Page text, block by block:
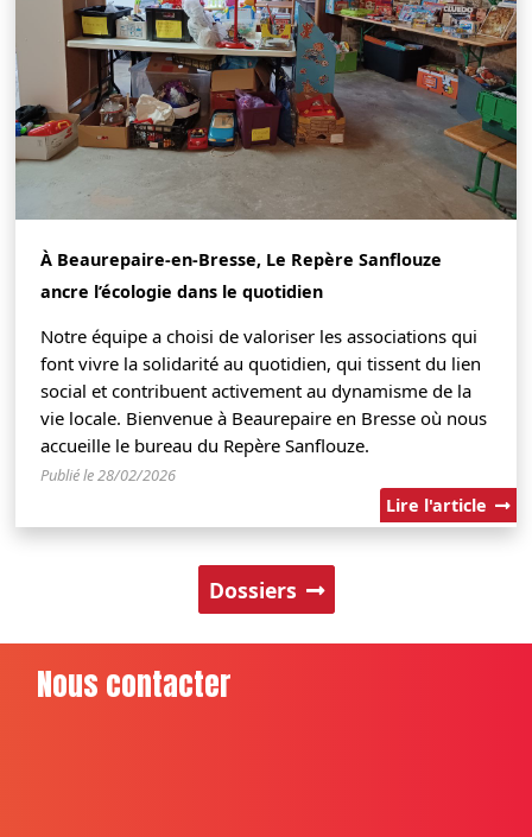
À Beaurepaire-en-Bresse, Le Repère Sanflouze
ancre l’écologie dans le quotidien
Notre équipe a choisi de valoriser les associations qui
font vivre la solidarité au quotidien, qui tissent du lien
social et contribuent activement au dynamisme de la
vie locale. Bienvenue à Beaurepaire en Bresse où nous
accueille le bureau du Repère Sanflouze.
Publié le 28/02/2026
Lire l'article
Dossiers
Nous contacter